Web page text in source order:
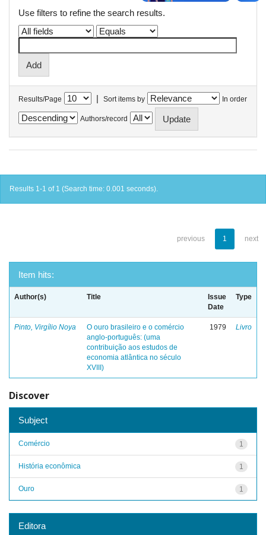
Use filters to refine the search results.
Results/Page | Sort items by In order
Authors/record
Results 1-1 of 1 (Search time: 0.001 seconds).
previous 1 next
Item hits:
Author(s) Title
Issue
Date
Type
Pinto, Virgílio Noya
O ouro brasileiro e o comércio
anglo-português: (uma
contribuição aos estudos de
economia atlântica no século
XVIII)
1979 Livro
Discover
Subject
1
Comércio
1
História econômica
1
Ouro
Editora